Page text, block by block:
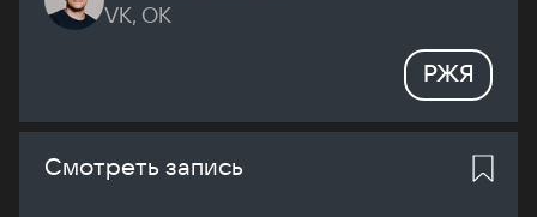
VK, ОК
РЖЯ
Смотреть запись